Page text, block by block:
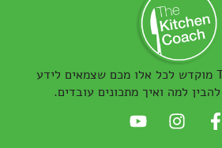
TheKitchenCoach מוקדש לכל אלו מכם שצמאים לידע
להבין למה ואיך מתכונים עובדים.